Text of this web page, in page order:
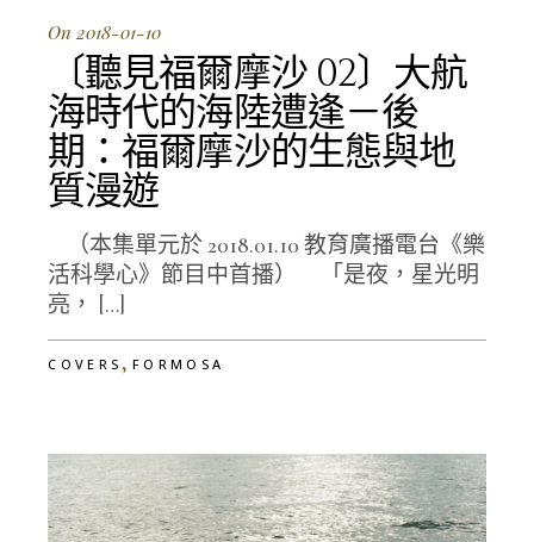
On 2018-01-10
〔聽見福爾摩沙 02〕大航
海時代的海陸遭逢－後
期：福爾摩沙的生態與地
質漫遊
（本集單元於 2018.01.10 教育廣播電台《樂
活科學心》節目中首播） 「是夜，星光明
亮， […]
COVERS ,FORMOSA